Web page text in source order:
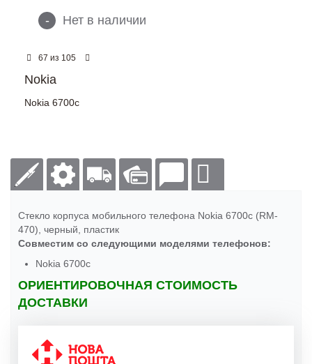
- Нет в наличии
67 из 105
Nokia
Nokia 6700c
Стекло корпуса мобильного телефона Nokia 6700c (RM-
470), черный, пластик
Совместим со следующими моделями телефонов:
Nokia 6700c
ОРИЕНТИРОВОЧНАЯ СТОИМОСТЬ
ДОСТАВКИ